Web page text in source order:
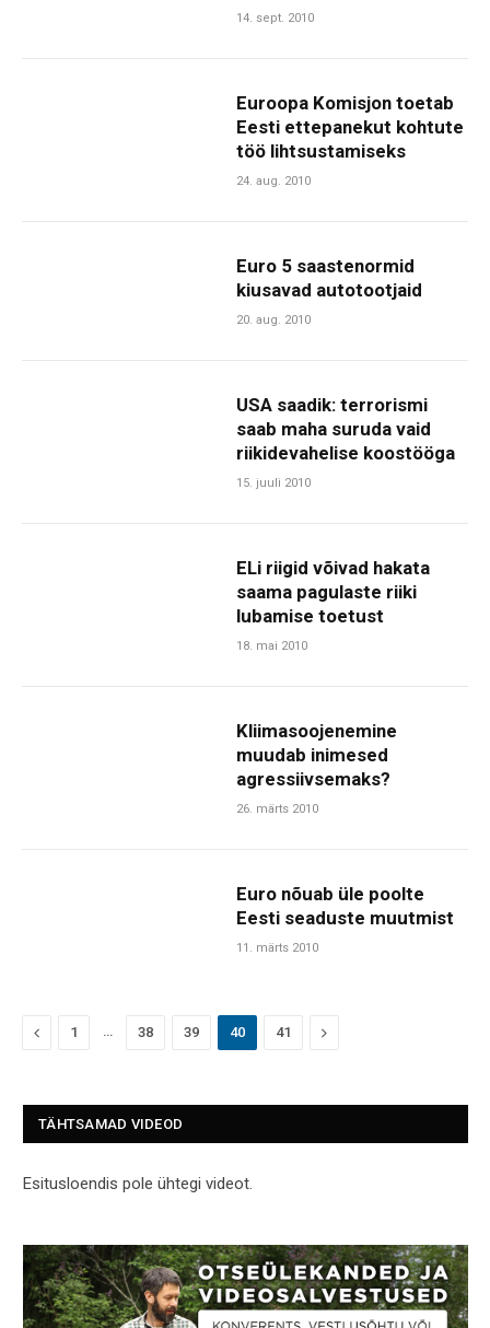
14. sept. 2010
Euroopa Komisjon toetab
Eesti ettepanekut kohtute
töö lihtsustamiseks
24. aug. 2010
Euro 5 saastenormid
kiusavad autotootjaid
20. aug. 2010
USA saadik: terrorismi
saab maha suruda vaid
riikidevahelise koostööga
15. juuli 2010
ELi riigid võivad hakata
saama pagulaste riiki
lubamise toetust
18. mai 2010
Kliimasoojenemine
muudab inimesed
agressiivsemaks?
26. märts 2010
Euro nõuab üle poolte
Eesti seaduste muutmist
11. märts 2010
Previous
1 38 39 40 41 Next
TÄHTSAMAD VIDEOD
Esitusloendis pole ühtegi videot.